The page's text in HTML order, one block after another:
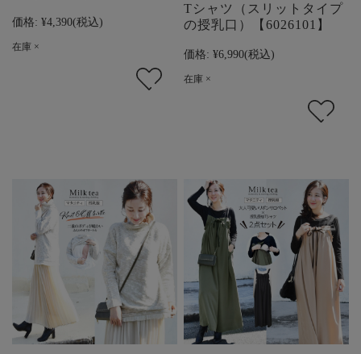
価格: ¥4,390(税込)
在庫 ×
Tシャツ（スリットタイプ
の授乳口）【6026101】
価格: ¥6,990(税込)
在庫 ×